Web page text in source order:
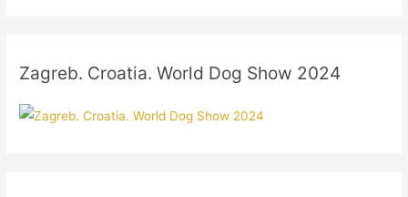
Zagreb. Croatia. World Dog Show 2024